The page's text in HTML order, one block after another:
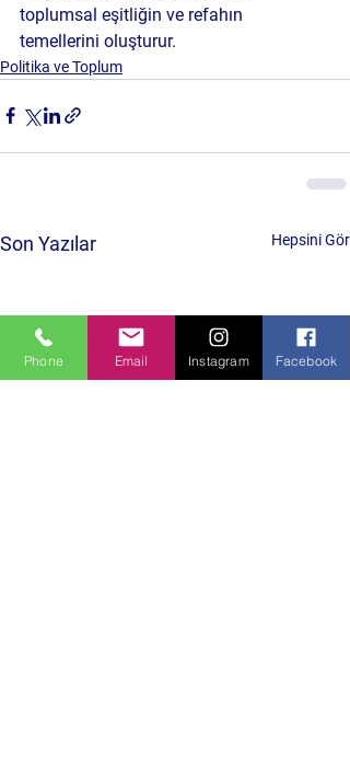
toplumsal eşitliğin ve refahın
temellerini oluşturur.
Politika ve Toplum
Son Yazılar Hepsini Gör
Phone Email Instagram Facebook